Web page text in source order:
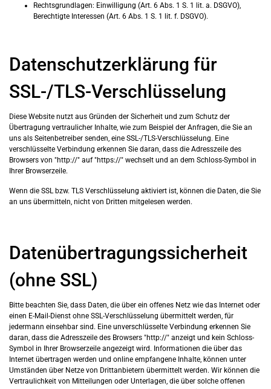
Rechtsgrundlagen: Einwilligung (Art. 6 Abs. 1 S. 1 lit. a. DSGVO),
Berechtigte Interessen (Art. 6 Abs. 1 S. 1 lit. f. DSGVO).
Datenschutzerklärung für
SSL-/TLS-Verschlüsselung
Diese Website nutzt aus Gründen der Sicherheit und zum Schutz der
Übertragung vertraulicher Inhalte, wie zum Beispiel der Anfragen, die Sie an
uns als Seitenbetreiber senden, eine SSL-/TLS-Verschlüsselung. Eine
verschlüsselte Verbindung erkennen Sie daran, dass die Adresszeile des
Browsers von "http://" auf "https://" wechselt und an dem Schloss-Symbol in
Ihrer Browserzeile.
Wenn die SSL bzw. TLS Verschlüsselung aktiviert ist, können die Daten, die Sie
an uns übermitteln, nicht von Dritten mitgelesen werden.
Datenübertragungssicherheit
(ohne SSL)
Bitte beachten Sie, dass Daten, die über ein offenes Netz wie das Internet oder
einen E-Mail-Dienst ohne SSL-Verschlüsselung übermittelt werden, für
jedermann einsehbar sind. Eine unverschlüsselte Verbindung erkennen Sie
daran, dass die Adresszeile des Browsers "http://" anzeigt und kein Schloss-
Symbol in Ihrer Browserzeile angezeigt wird. Informationen die über das
Internet übertragen werden und online empfangene Inhalte, können unter
Umständen über Netze von Drittanbietern übermittelt werden. Wir können die
Vertraulichkeit von Mitteilungen oder Unterlagen, die über solche offenen